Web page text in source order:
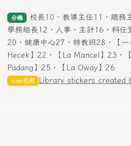
分機
校長10，教導主任11，總務
學務組長12，人事、主計16，科任
20，健康中心27，特教班28，【
Hecek】22，【La Mancel】23，
Padang】25，【La Oway】26
icon引用 Library stickers created